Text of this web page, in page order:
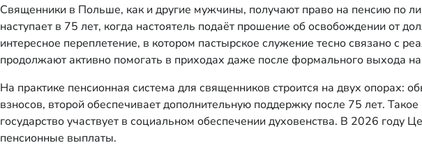
Священники в Польше, как и другие мужчины, получают право на пенсию по
наступает в 75 лет, когда настоятель подаёт прошение об освобождении от
интересное переплетение, в котором пастырское служение тесно связано с
продолжают активно помогать в приходах даже после формального выхода
На практике пенсионная система для священников строится на двух
взносов, второй обеспечивает дополнительную поддержку после 75 лет.
государство участвует в социальном обеспечении духовенства. В 2026
пенсионные выплаты.